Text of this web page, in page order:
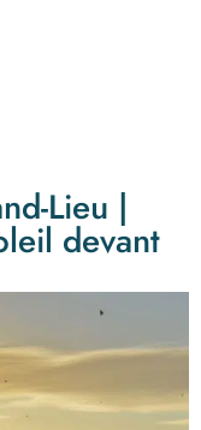
Lieu |
devant